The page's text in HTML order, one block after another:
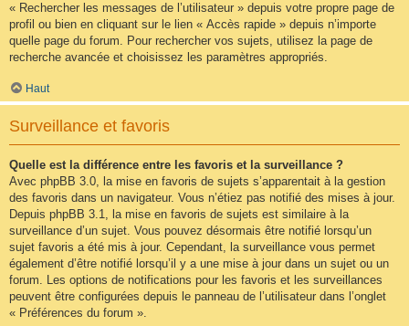
« Rechercher les messages de l’utilisateur » depuis votre propre page de
profil ou bien en cliquant sur le lien « Accès rapide » depuis n’importe
quelle page du forum. Pour rechercher vos sujets, utilisez la page de
recherche avancée et choisissez les paramètres appropriés.
Haut
Surveillance et favoris
Quelle est la différence entre les favoris et la surveillance ?
Avec phpBB 3.0, la mise en favoris de sujets s’apparentait à la gestion
des favoris dans un navigateur. Vous n’étiez pas notifié des mises à jour.
Depuis phpBB 3.1, la mise en favoris de sujets est similaire à la
surveillance d’un sujet. Vous pouvez désormais être notifié lorsqu’un
sujet favoris a été mis à jour. Cependant, la surveillance vous permet
également d’être notifié lorsqu’il y a une mise à jour dans un sujet ou un
forum. Les options de notifications pour les favoris et les surveillances
peuvent être configurées depuis le panneau de l’utilisateur dans l’onglet
« Préférences du forum ».